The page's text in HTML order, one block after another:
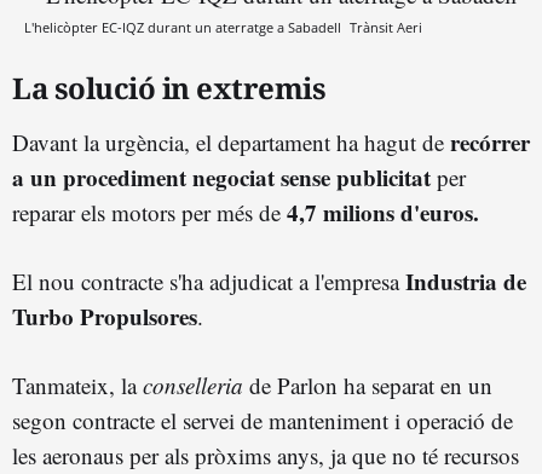
L'helicòpter EC-IQZ durant un aterratge a Sabadell Trànsit Aeri
La solució in extremis
Davant la urgència, el departament ha hagut de recórrer
a un procediment negociat sense publicitat per
reparar els motors per més de 4,7 milions d'euros.
El nou contracte s'ha adjudicat a l'empresaIndustria de
Turbo Propulsores.
Tanmateix, laconselleria de Parlon ha separat en un
segon contracte el servei de manteniment i operació de
les aeronaus per als pròxims anys, ja que no té recursos